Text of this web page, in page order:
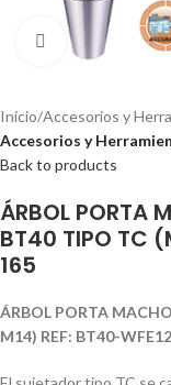
Click to enlarge
Inicio Accesorios y
Accesorios y
Back to products
ÁRBOL PORTA
BT40 TIPO TC
165
ÁRBOL PORTA
M14) REF: BT40-